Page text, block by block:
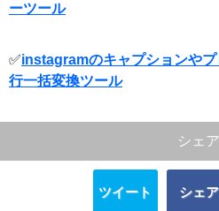
ーツール
✅instagramのキャプションや
行一括変換ツール
シェア
ツイート シェア